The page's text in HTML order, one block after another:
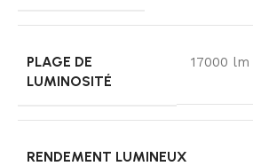
PLAGE DE
LUMINOSITÉ
17000
RENDEMENT LUMINEUX